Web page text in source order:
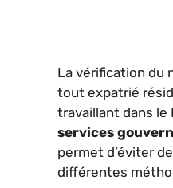
La vérification du
tout expatrié
travaillant dans le
services
permet d’éviter
différentes